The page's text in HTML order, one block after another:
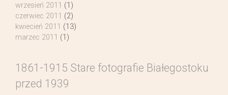
wrzesień 2011 (1)
czerwiec 2011 (2)
kwiecień 2011 (13)
marzec 2011 (1)
1861-1915 Stare fotografie Białegostoku
przed 1939